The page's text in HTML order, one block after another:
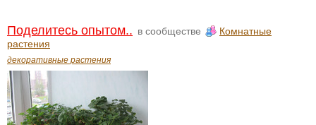
Поделитесь опытом.. в сообществе
Комнатные
растения
декоративные растения